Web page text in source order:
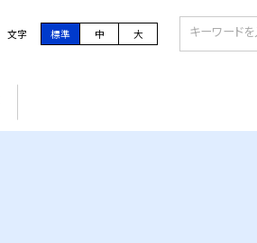
文字 標準 中 大